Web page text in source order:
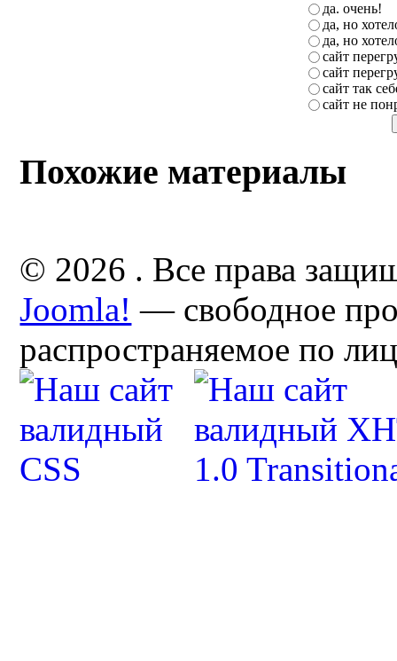
да. очень!
да, но
да, но
сайт
сайт
сайт так
сайт не
Похожие материалы
© 2026 . Все права
Joomla! — свободное
распространяемое по